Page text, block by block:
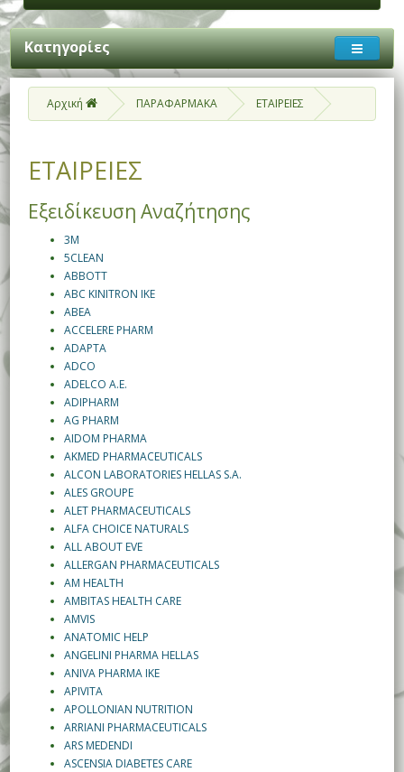
Κατηγορίες
Αρχική ΠΑΡΑΦΑΡΜΑΚΑ ΕΤΑΙΡΕΙΕΣ
ΕΤΑΙΡΕΙΕΣ
Εξειδίκευση Αναζήτησης
3M
5CLEAN
ABBOTT
ABC KINITRON IKE
ABEA
ACCELERE PHARM
ADAPTA
ADCO
ADELCO A.E.
ADIPHARM
AG PHARM
AIDOM PHARMA
AKMED PHARMACEUTICALS
ALCON LABORATORIES HELLAS S.A.
ALES GROUPE
ALET PHARMACEUTICALS
ALFA CHOICE NATURALS
ALL ABOUT EVE
ALLERGAN PHARMACEUTICALS
AM HEALTH
AMBITAS HEALTH CARE
AMVIS
ANATOMIC HELP
ANGELINI PHARMA HELLAS
ANIVA PHARMA IKE
APIVITA
APOLLONIAN NUTRITION
ARRIANI PHARMACEUTICALS
ARS MEDENDI
ASCENSIA DIABETES CARE